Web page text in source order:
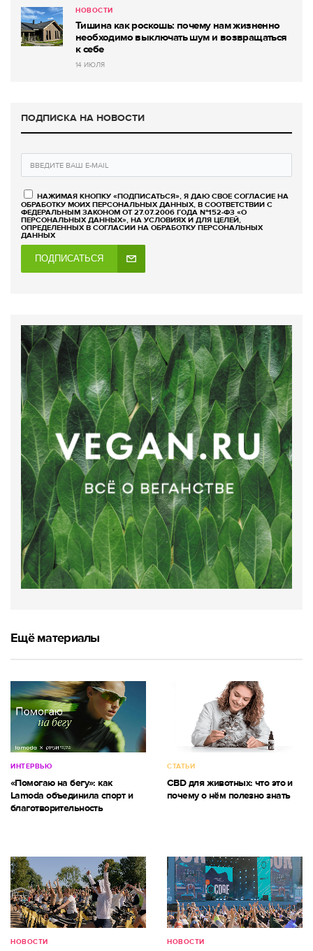
НОВОСТИ
Тишина как роскошь: почему нам жизненно
необходимо выключать шум и возвращаться
к себе
14 ИЮЛЯ
ПОДПИСКА НА НОВОСТИ
НАЖИМАЯ КНОПКУ «ПОДПИСАТЬСЯ», Я ДАЮ СВОЕ СОГЛАСИЕ НА
ОБРАБОТКУ МОИХ ПЕРСОНАЛЬНЫХ ДАННЫХ, В СООТВЕТСТВИИ С
ФЕДЕРАЛЬНЫМ ЗАКОНОМ ОТ 27.07.2006 ГОДА №152-ФЗ «О
ПЕРСОНАЛЬНЫХ ДАННЫХ», НА УСЛОВИЯХ И ДЛЯ ЦЕЛЕЙ,
ОПРЕДЕЛЕННЫХ В СОГЛАСИИ НА ОБРАБОТКУ ПЕРСОНАЛЬНЫХ
ДАННЫХ
ПОДПИСАТЬСЯ
Ещё материалы
ИНТЕРВЬЮ
«Помогаю на бегу»: как
Lamoda объединила спорт и
благотворительность
СТАТЬИ
CBD для животных: что это и
почему о нём полезно знать
НОВОСТИ НОВОСТИ